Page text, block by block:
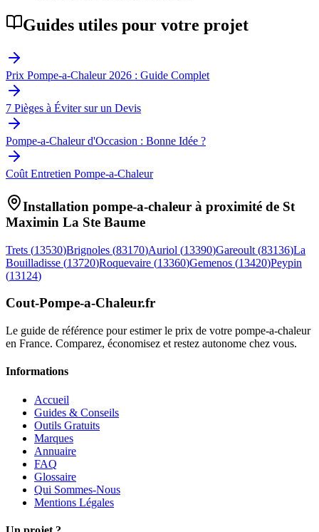
Guides utiles pour votre projet
Prix Pompe-a-Chaleur 2026 : Guide Complet
7 Pièges à Éviter sur un Devis
Pompe-a-Chaleur d'Occasion : Bonne Idée ?
Coût Entretien Pompe-a-Chaleur
Installation pompe-a-chaleur à proximité de St
Maximin La Ste Baume
Trets (13530)Brignoles (83170)Auriol (13390)Gareoult (83136)La
Bouilladisse (13720)Roquevaire (13360)Gemenos (13420)Peypin
(13124)
Cout-Pompe-a-Chaleur.fr
Le guide de référence pour estimer le prix de votre pompe-a-chaleur
en France. Comparez, économisez et restez autonome chez vous.
Informations
Accueil
Guides & Conseils
Outils Gratuits
Marques
Annuaire
FAQ
Glossaire
Qui Sommes-Nous
Mentions Légales